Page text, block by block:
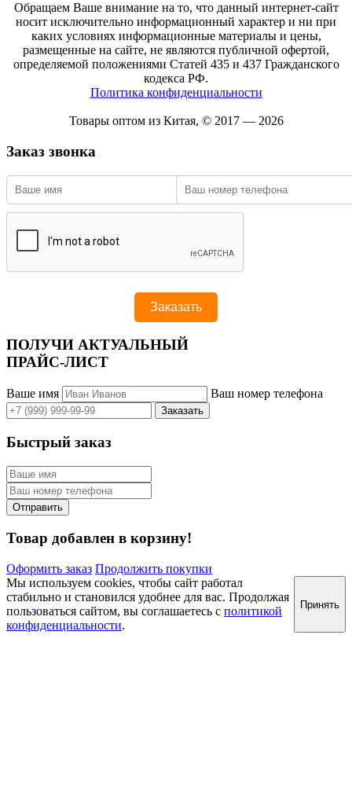
Обращаем Ваше внимание на то, что данный интернет-сайт
носит исключительно информационный характер и ни при
каких условиях информационные материалы и цены,
размещенные на сайте, не являются публичной офертой,
определяемой положениями Статей 435 и 437 Гражданского
кодекса РФ.
Политика конфиденциальности
Товары оптом из Китая, © 2017 — 2026
Заказ звонка
ПОЛУЧИ АКТУАЛЬНЫЙ
ПРАЙС-ЛИСТ
Ваше имя Ваш номер телефона
Быстрый заказ
Товар добавлен в корзину!
Оформить заказ Продолжить покупки
Мы используем cookies, чтобы сайт работал
стабильно и становился удобнее для вас. Продолжая
пользоваться сайтом, вы соглашаетесь с политикой
конфиденциальности.
Принять